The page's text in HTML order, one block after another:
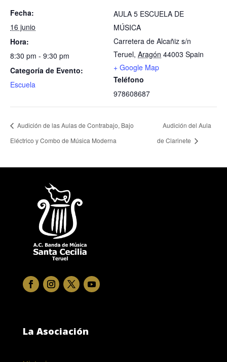
Fecha:
16 junio
Hora:
8:30 pm - 9:30 pm
Categoría de Evento:
Escuela
AULA 5 ESCUELA DE
MÚSICA
Carretera de Alcañiz s/n
Teruel, Aragón 44003 Spain
+ Google Map
Teléfono
978608687
Audición de las Aulas de Contrabajo, Bajo
Eléctrico y Combo de Música Moderna
Audición del Aula
de Clarinete
La Asociación